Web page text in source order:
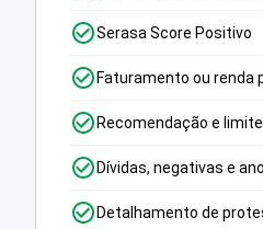
Serasa Score Positivo
Faturamento ou renda
Recomendação e
Dívidas, negativas e
Detalhamento de